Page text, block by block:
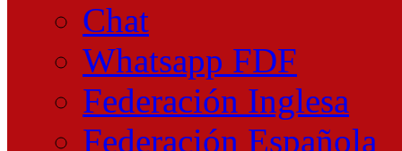
Chat
Whatsapp FDF
Federación Inglesa
Federación Española